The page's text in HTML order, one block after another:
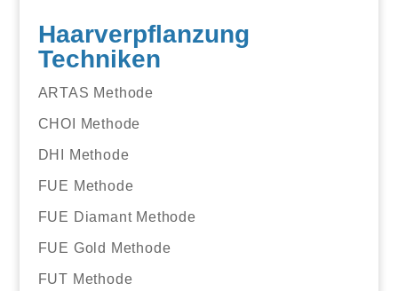
Haarverpflanzung
Techniken
ARTAS Methode
CHOI Methode
DHI Methode
FUE Methode
FUE Diamant Methode
FUE Gold Methode
FUT Methode